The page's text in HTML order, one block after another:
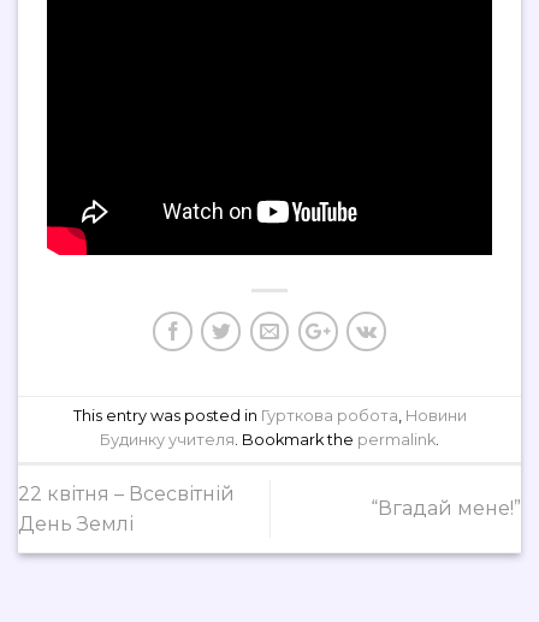
This entry was posted in Гурткова робота, Новини
Будинку учителя. Bookmark the permalink.
22 квітня – Всесвітній
День Землі
“Вгадай мене!”